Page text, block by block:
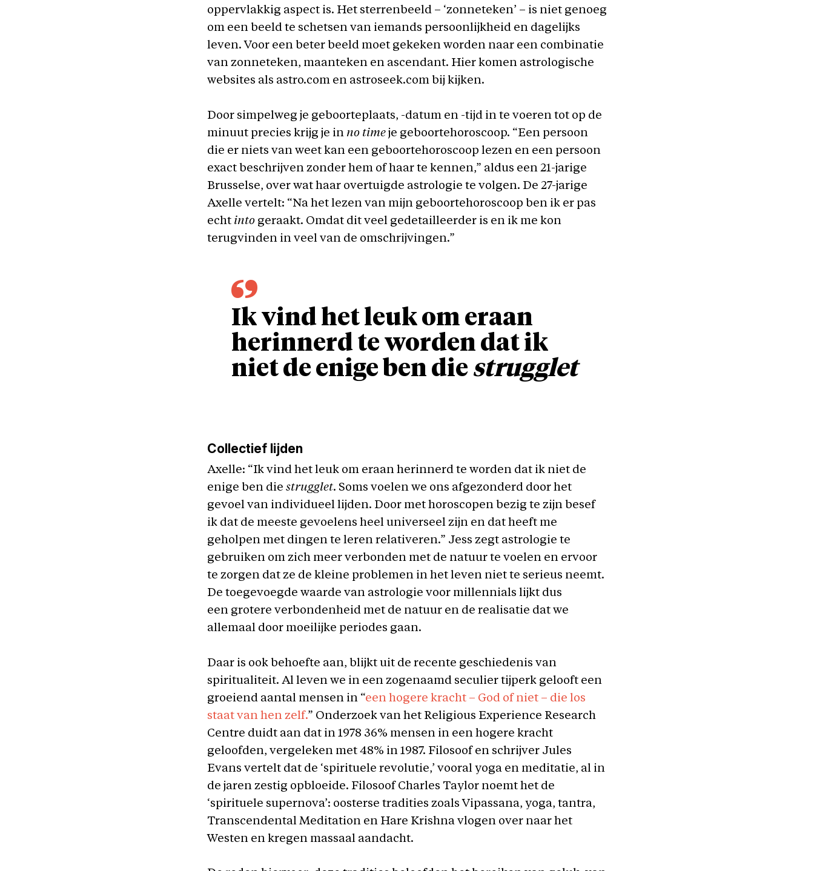
oppervlakkig aspect is. Het sterrenbeeld – ‘zonneteken’ – is niet genoeg
om een beeld te schetsen van iemands persoonlijkheid en dagelijks
leven. Voor een beter beeld moet gekeken worden naar een combinatie
van zonneteken, maanteken en ascendant. Hier komen astrologische
websites als astro.com en astroseek.com bij kijken.
Door simpelweg je geboorteplaats, -datum en -tijd in te voeren tot op de
minuut precies krijg je in no time je geboortehoroscoop. “Een persoon
die er niets van weet kan een geboortehoroscoop lezen en een persoon
exact beschrijven zonder hem of haar te kennen,” aldus een 21-jarige
Brusselse, over wat haar overtuigde astrologie te volgen. De 27-jarige
Axelle vertelt: “Na het lezen van mijn geboortehoroscoop ben ik er pas
echt into geraakt. Omdat dit veel gedetailleerder is en ik me kon
terugvinden in veel van de omschrijvingen.”
Ik vind het leuk om eraan
herinnerd te worden dat ik
niet de enige ben die strugglet
Collectief lijden
Axelle: “Ik vind het leuk om eraan herinnerd te worden dat ik niet de
enige ben die strugglet. Soms voelen we ons afgezonderd door het
gevoel van individueel lijden. Door met horoscopen bezig te zijn besef
ik dat de meeste gevoelens heel universeel zijn en dat heeft me
geholpen met dingen te leren relativeren.” Jess zegt astrologie te
gebruiken om zich meer verbonden met de natuur te voelen en ervoor
te zorgen dat ze de kleine problemen in het leven niet te serieus neemt.
De toegevoegde waarde van astrologie voor millennials lijkt dus
een grotere verbondenheid met de natuur en de realisatie dat we
allemaal door moeilijke periodes gaan.
Daar is ook behoefte aan, blijkt uit de recente geschiedenis van
spiritualiteit. Al leven we in een zogenaamd seculier tijperk gelooft een
groeiend aantal mensen in “een hogere kracht – God of niet – die los
staat van hen zelf.” Onderzoek van het Religious Experience Research
Centre duidt aan dat in 1978 36% mensen in een hogere kracht
geloofden, vergeleken met 48% in 1987. Filosoof en schrijver Jules
Evans vertelt dat de ‘spirituele revolutie,’ vooral yoga en meditatie, al in
de jaren zestig opbloeide. Filosoof Charles Taylor noemt het de
‘spirituele supernova’: oosterse tradities zoals Vipassana, yoga, tantra,
Transcendental Meditation en Hare Krishna vlogen over naar het
Westen en kregen massaal aandacht.